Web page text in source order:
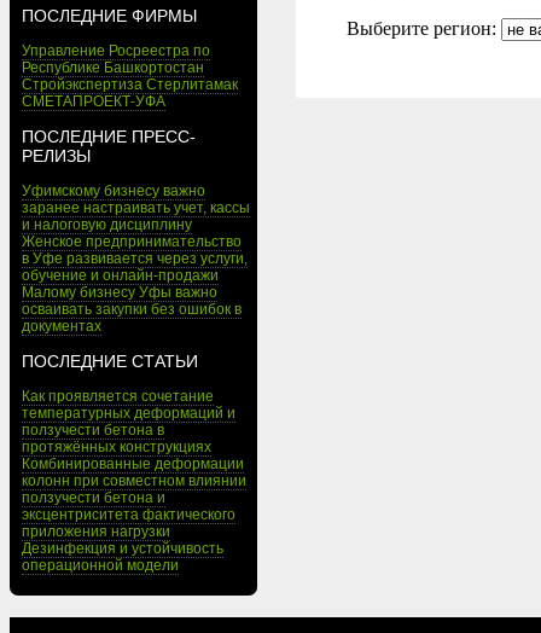
ПОСЛЕДНИЕ ФИРМЫ
Управление Росреестра по
Республике Башкортостан
Стройэкспертиза Стерлитамак
СМЕТАПРОЕКТ-УФА
ПОСЛЕДНИЕ ПРЕСС-
РЕЛИЗЫ
Уфимскому бизнесу важно
заранее настраивать учет, кассы
и налоговую дисциплину
Женское предпринимательство
в Уфе развивается через услуги,
обучение и онлайн-продажи
Малому бизнесу Уфы важно
осваивать закупки без ошибок в
документах
ПОСЛЕДНИЕ СТАТЬИ
Как проявляется сочетание
температурных деформаций и
ползучести бетона в
протяжённых конструкциях
Комбинированные деформации
колонн при совместном влиянии
ползучести бетона и
эксцентриситета фактического
приложения нагрузки
Дезинфекция и устойчивость
операционной модели
Выберите регион: